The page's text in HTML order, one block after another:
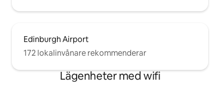
Edinburgh Airport
172 lokalinvånare rekommenderar
Lägenheter med wifi